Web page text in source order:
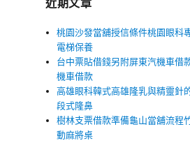
近期文章
桃園沙發當舖授信條件桃園眼科
電梯保養
台中票貼借錢另附屏東汽機車借
機車借款
高雄眼科韓式高雄隆乳與精靈針
段式隆鼻
樹林支票借款準備龜山當舖流程
動麻將桌